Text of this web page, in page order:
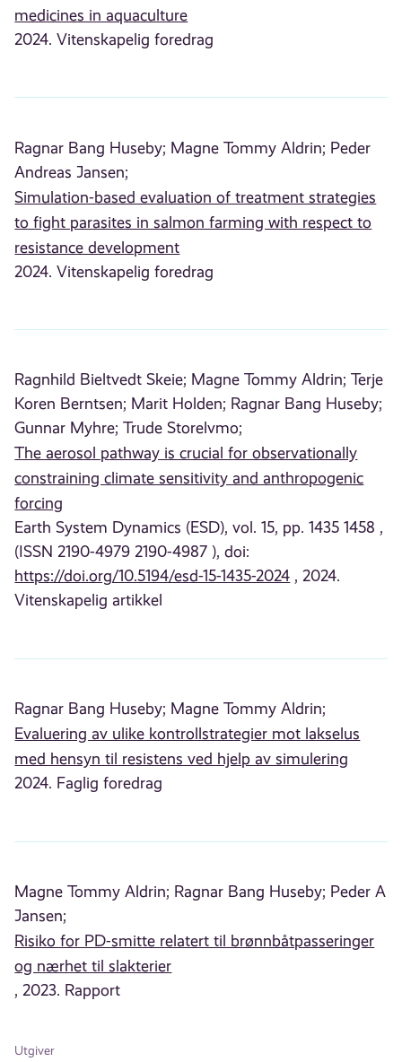
medicines in aquaculture
2024. Vitenskapelig foredrag
Ragnar Bang Huseby; Magne Tommy Aldrin; Peder
Andreas Jansen;
Simulation-based evaluation of treatment strategies
to fight parasites in salmon farming with respect to
resistance development
2024. Vitenskapelig foredrag
Ragnhild Bieltvedt Skeie; Magne Tommy Aldrin; Terje
Koren Berntsen; Marit Holden; Ragnar Bang Huseby;
Gunnar Myhre; Trude Storelvmo;
The aerosol pathway is crucial for observationally
constraining climate sensitivity and anthropogenic
forcing
Earth System Dynamics (ESD), vol. 15, pp. 1435 1458 ,
(ISSN 2190-4979 2190-4987 ), doi:
https://doi.org/10.5194/esd-15-1435-2024 , 2024.
Vitenskapelig artikkel
Ragnar Bang Huseby; Magne Tommy Aldrin;
Evaluering av ulike kontrollstrategier mot lakselus
med hensyn til resistens ved hjelp av simulering
2024. Faglig foredrag
Magne Tommy Aldrin; Ragnar Bang Huseby; Peder A
Jansen;
Risiko for PD-smitte relatert til brønnbåtpasseringer
og nærhet til slakterier
, 2023. Rapport
Utgiver